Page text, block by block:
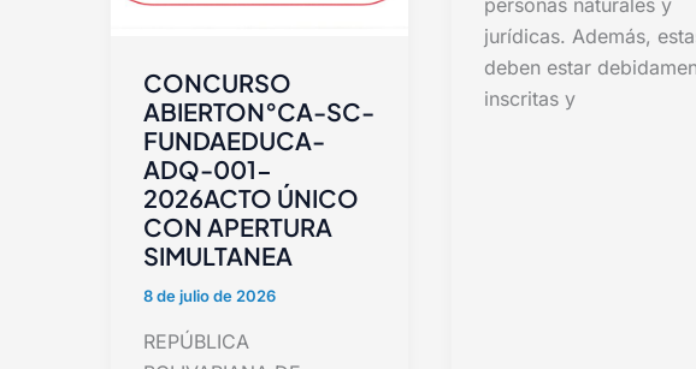
CONCURSO
ABIERTON°CA-SC-
FUNDAEDUCA-
ADQ-001-
2026ACTO ÚNICO
CON APERTURA
SIMULTANEA
8 de julio de 2026
REPÚBLICA
personas naturales y
jurídicas. Además,
deben estar
inscritas y